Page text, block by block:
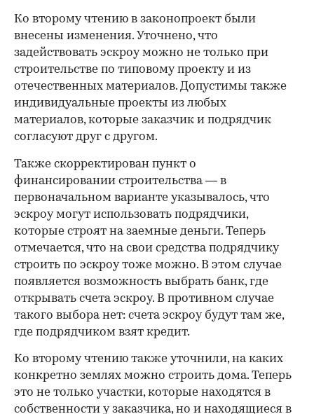
Ко второму чтению в законопроект были
внесены изменения. Уточнено, что
задействовать эскроу можно не только при
строительстве по типовому проекту и из
отечественных материалов. Допустимы также
индивидуальные проекты из любых
материалов, которые заказчик и подрядчик
согласуют друг с другом.
Также скорректирован пункт о
финансировании строительства — в
первоначальном варианте указывалось, что
эскроу могут использовать подрядчики,
которые строят на заемные деньги. Теперь
отмечается, что на свои средства подрядчику
строить по эскроу тоже можно. В этом случае
появляется возможность выбрать банк, где
открывать счета эскроу. В противном случае
такого выбора нет: счета эскроу будут там же,
где подрядчиком взят кредит.
Ко второму чтению также уточнили, на каких
конкретно землях можно строить дома. Теперь
это не только участки, которые находятся в
собственности у заказчика, но и находящиеся в